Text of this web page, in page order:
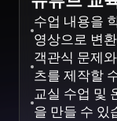
수업 내용을
영상으로 변
객관식 문제
츠를 제작할
교실 수업 및
을 만들 수 있